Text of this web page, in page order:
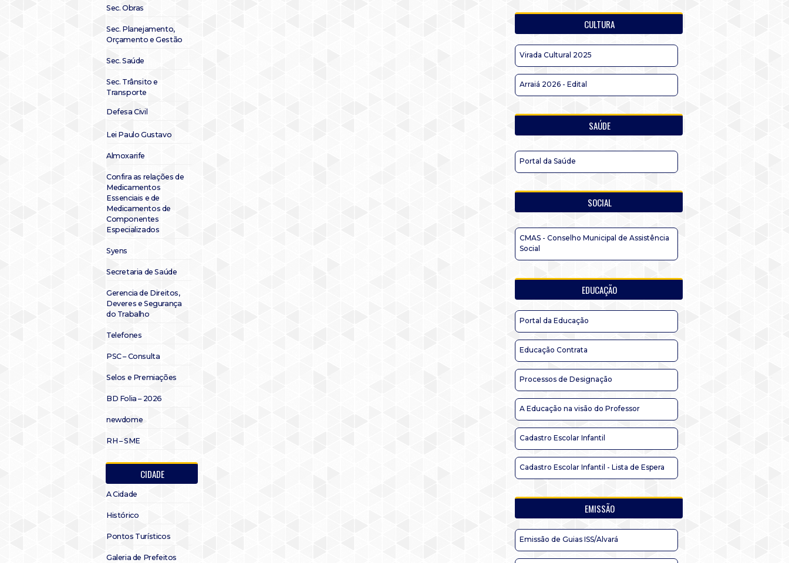
Sec. Obras
Sec. Planejamento,
Orçamento e Gestão
Sec. Saúde
Sec. Trânsito e
Transporte
Defesa Civil
Lei Paulo Gustavo
Almoxarife
Confira as relações de
Medicamentos
Essenciais e de
Medicamentos de
Componentes
Especializados
Syens
Secretaria de Saúde
Gerencia de Direitos,
Deveres e Segurança
do Trabalho
Telefones
PSC – Consulta
Selos e Premiações
BD Folia – 2026
newdome
RH – SME
CIDADE
A Cidade
Histórico
Pontos Turísticos
Galeria de Prefeitos
CULTURA
Virada Cultural 2025
Arraiá 2026 - Edital
SAÚDE
Portal da Saúde
SOCIAL
CMAS - Conselho Municipal de Assistência
Social
EDUCAÇÃO
Portal da Educação
Educação Contrata
Processos de Designação
A Educação na visão do Professor
Cadastro Escolar Infantil
Cadastro Escolar Infantil - Lista de Espera
EMISSÃO
Emissão de Guias ISS/Alvará